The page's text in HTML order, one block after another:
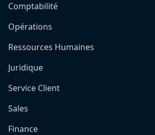
Comptabilité
Opérations
Ressources Humaines
Juridique
Service Client
Sales
Finance